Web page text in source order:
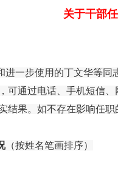
关于干部
进一步使用的丁文华等
可通过电话、手机短信
结果。如不存在影响任
（按姓名笔画排序）